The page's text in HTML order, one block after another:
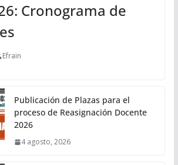
Cronograma de
Efrain
Publicación de Plazas para el
proceso de Reasignación Docente
2026
4 agosto, 2026